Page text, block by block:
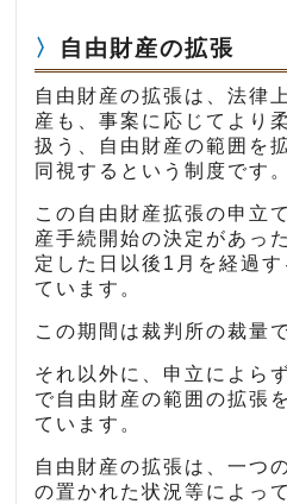
自由財産の拡張
自由財産の拡張は、法律
産も、事案に応じてより
扱う、自由財産の範囲を
同視するという制度です。
この自由財産拡張の申立
産手続開始の決定があっ
定した日以後1月を経過
ています。
この期間は裁判所の裁量
それ以外に、申立によら
で自由財産の範囲の拡張
ています。
自由財産の拡張は、一つ
の置かれた状況等によっ